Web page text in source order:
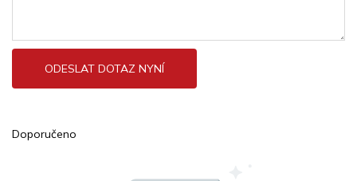
ODESLAT DOTAZ NYNÍ
Doporučeno